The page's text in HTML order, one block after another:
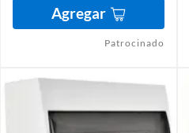
Agregar
Patrocinado